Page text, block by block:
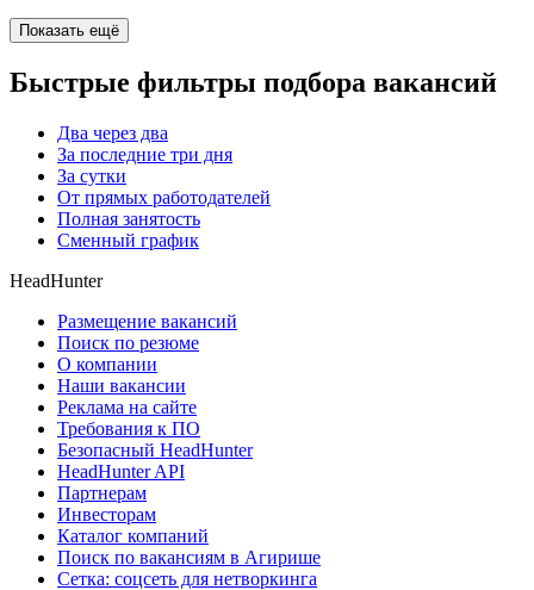
Показать ещё
Быстрые фильтры подбора вакансий
Два через два
За последние три дня
За сутки
От прямых работодателей
Полная занятость
Сменный график
HeadHunter
Размещение вакансий
Поиск по резюме
О компании
Наши вакансии
Реклама на сайте
Требования к ПО
Безопасный HeadHunter
HeadHunter API
Партнерам
Инвесторам
Каталог компаний
Поиск по вакансиям в Агирише
Сетка: соцсеть для нетворкинга